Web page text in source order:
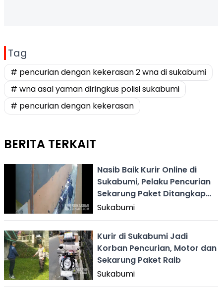
Tag
# pencurian dengan kekerasan 2 wna di sukabumi
# wna asal yaman diringkus polisi sukabumi
# pencurian dengan kekerasan
BERITA TERKAIT
Nasib Baik Kurir Online di
Sukabumi, Pelaku Pencurian
Sekarung Paket Ditangkap
Ojol
Sukabumi
Kurir di Sukabumi Jadi
Korban Pencurian, Motor dan
Sekarung Paket Raib
Sukabumi